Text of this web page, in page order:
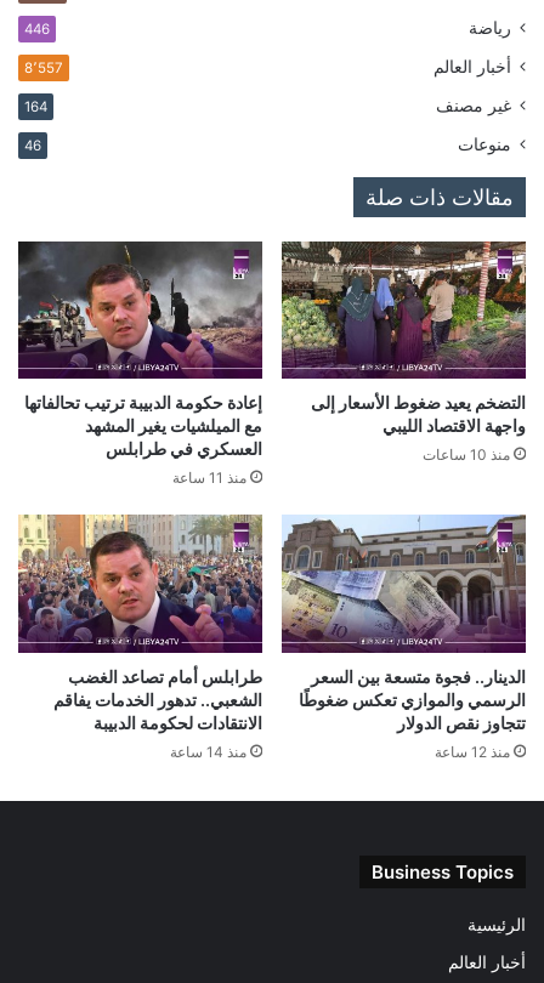
رياضة 446
أخبار العالم 8٬557
غير مصنف 164
منوعات 46
مقالات ذات صلة
التضخم يعيد ضغوط الأسعار إلى
واجهة الاقتصاد الليبي
منذ 10 ساعات
إعادة حكومة الدبيبة ترتيب تحالفاتها
مع الميلشيات يغير المشهد
العسكري في طرابلس
منذ 11 ساعة
الدينار.. فجوة متسعة بين السعر
الرسمي والموازي تعكس ضغوطًا
تتجاوز نقص الدولار
منذ 12 ساعة
طرابلس أمام تصاعد الغضب
الشعبي.. تدهور الخدمات يفاقم
الانتقادات لحكومة الدبيبة
منذ 14 ساعة
Business Topics
الرئيسية
أخبار العالم